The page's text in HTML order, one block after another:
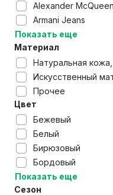
Alexander McQueen
Armani Jeans
Показать еще
Материал
Натуральная
Искусственный
Прочее
Цвет
Бежевый
Белый
Бирюзовый
Бордовый
Показать еще
Сезон